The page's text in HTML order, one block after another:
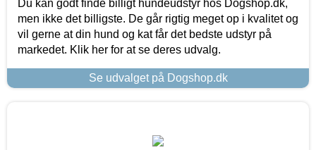
Du kan godt finde billigt hundeudstyr hos Dogshop.dk,
men ikke det billigste. De går rigtig meget op i kvalitet og
vil gerne at din hund og kat får det bedste udstyr på
markedet. Klik her for at se deres udvalg.
Se udvalget på Dogshop.dk